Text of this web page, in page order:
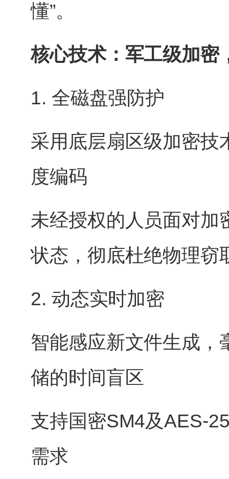
懂”。
核心技术：军工级加密
1. 全磁盘强防护
采用底层扇区级加密技
度编码
未经授权的人员面对加
状态，彻底杜绝物理窃
2. 动态实时加密
智能感应新文件生成，
储的时间盲区
支持国密SM4及AES-
需求